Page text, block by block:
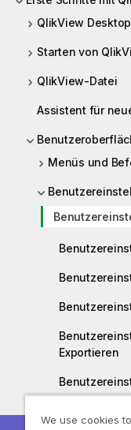
QlikView Desktop
Starten von
QlikView-Datei
Assistent für
Menüs und
Exportieren
We use cookies